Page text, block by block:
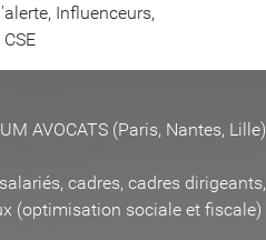
Influenceurs,
AVOCATS (Paris, Nantes, Lille)
cadres, cadres dirigeants,
(optimisation sociale et fiscale)